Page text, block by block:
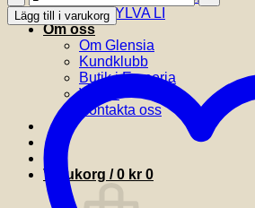
YLVA LI
Om oss
Om Glensia
Kundklubb
Butik i Emporia
Villkor
Kontakta oss
Varukorg /0 kr 0
SVEDBOM
-
CAROLINA
GOLD
COMBO
mängd
Lägg till i varukorg